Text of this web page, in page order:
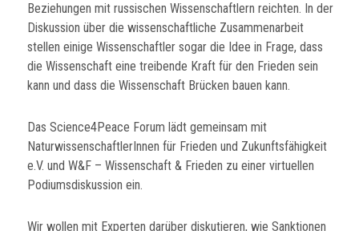
Beziehungen mit russischen Wissenschaftlern reichten. In der
Diskussion über die wissenschaftliche Zusammenarbeit
stellen einige Wissenschaftler sogar die Idee in Frage, dass
die Wissenschaft eine treibende Kraft für den Frieden sein
kann und dass die Wissenschaft Brücken bauen kann.
Das Science4Peace Forum lädt gemeinsam mit
NaturwissenschaftlerInnen für Frieden und Zukunftsfähigkeit
e.V. und W&F – Wissenschaft & Frieden zu einer virtuellen
Podiumsdiskussion ein.
Wir wollen mit Experten darüber diskutieren, wie Sanktionen